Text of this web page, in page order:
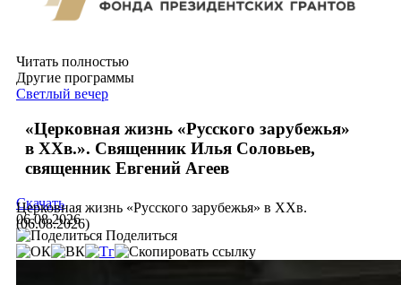
Читать полностью
Другие программы
Светлый вечер
«Церковная жизнь «Русского зарубежья»
в ХХв.». Священник Илья Соловьев,
священник Евгений Агеев
Церковная жизнь «Русского зарубежья» в ХХв.
(06.08.2026)
Скачать
06.08.2026
Поделиться